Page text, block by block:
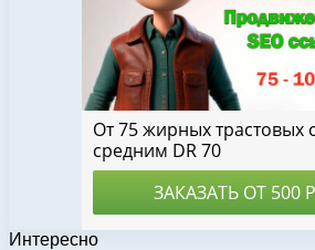
Интересно